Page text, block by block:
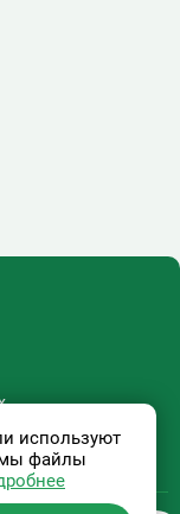
используют
мы файлы